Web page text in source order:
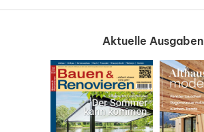
Aktuelle Ausgaben